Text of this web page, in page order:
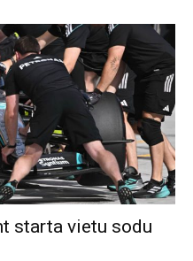
starta vietu sodu